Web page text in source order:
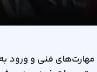
فنی و ورود به